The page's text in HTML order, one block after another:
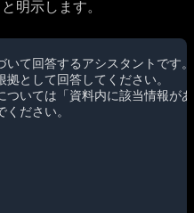
明示します。
て回答するアシスタントです。
として回答してください。
ついては「資料内に該当情報が
ださい。